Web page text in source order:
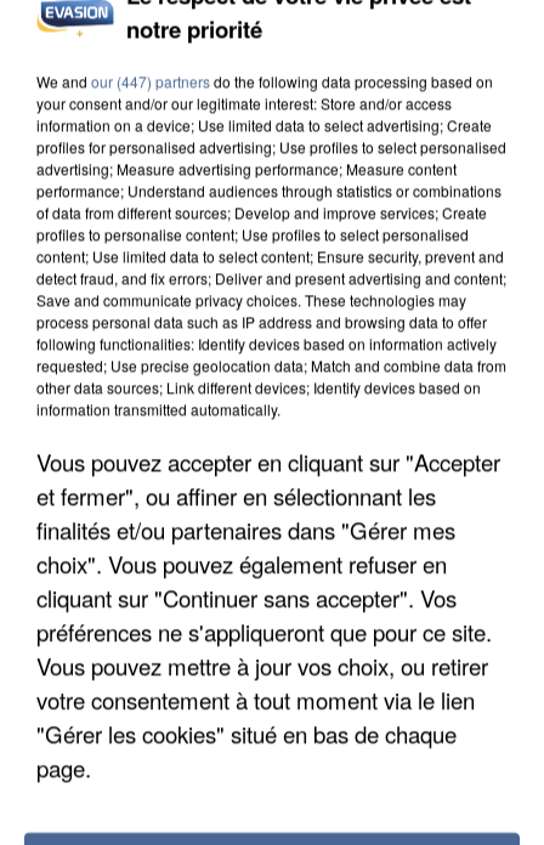
INCENDIES : L’ÎLE-DE-FRANCE LANCE UN ÉLAN
APRÈS TOUTES CES CANICULES, LES REFUGES
DE FAUNE SAUVAGE SONT...
notre priorité
We and our (447) partnersdo the following data processing based on
your consent and/or our legitimate interest: Store and/or access
information on a device; Use limited data to select advertising; Create
profiles for personalised advertising; Use profiles to select personalised
advertising; Measure advertising performance; Measure content
performance; Understand audiences through statistics or combinations
of data from different sources; Develop and improve services; Create
profiles to personalise content; Use profiles to select personalised
content; Use limited data to select content; Ensure security, prevent and
detect fraud, and fix errors; Deliver and present advertising and content;
Save and communicate privacy choices. These technologies may
process personal data such as IP address and browsing data to offer
following functionalities: Identify devices based on information actively
requested; Use precise geolocation data; Match and combine data from
other data sources; Link different devices; Identify devices based on
information transmitted automatically.
Vous pouvez accepter en cliquant sur "Accepter
et fermer", ou affiner en sélectionnant les
finalités et/ou partenaires dans "Gérer mes
choix". Vous pouvez également refuser en
cliquant sur "Continuer sans accepter". Vos
préférences ne s'appliqueront que pour ce site.
Vous pouvez mettre à jour vos choix, ou retirer
votre consentement à tout moment via le lien
"Gérer les cookies" situé en bas de chaque
page.